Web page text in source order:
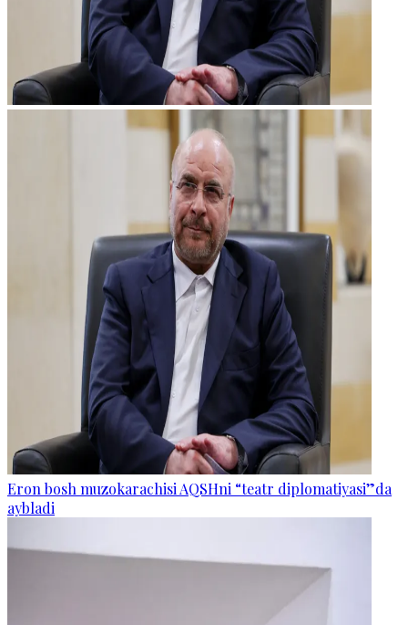
Eron bosh muzokarachisi AQSHni “teatr diplomatiyasi”da
aybladi